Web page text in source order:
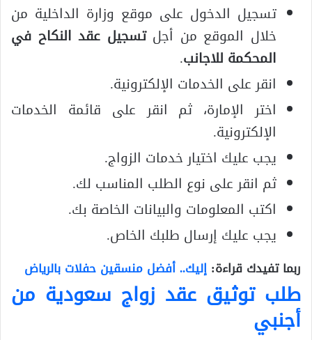
تسجيل الدخول على موقع وزارة الداخلية من
خلال الموقع من أجلتسجيل عقد النكاح في
المحكمة للاجانب.
انقر على الخدمات الإلكترونية.
اختر الإمارة، ثم انقر على قائمة الخدمات
الإلكترونية.
يجب عليك اختيار خدمات الزواج.
ثم انقر على نوع الطلب المناسب لك.
اكتب المعلومات والبيانات الخاصة بك.
يجب عليك إرسال طلبك الخاص.
ربما تفيدك قراءة: إليك.. أفضل منسقين حفلات بالرياض
طلب توثيق عقد زواج سعودية من
أجنبي